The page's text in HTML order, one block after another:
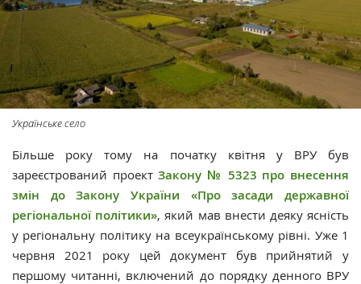
Українське село
Більше року тому на початку квітня у ВРУ був
зареєстрований проектЗакону № 5323 про внесення
змін до Закону України «Про засади державної
регіональної політики», який мав внести деяку ясність
у регіональну політику на всеукраїнському рівні. Уже 1
червня 2021 року цей документ був прийнятий у
першому читанні, включений до порядку денного ВРУ